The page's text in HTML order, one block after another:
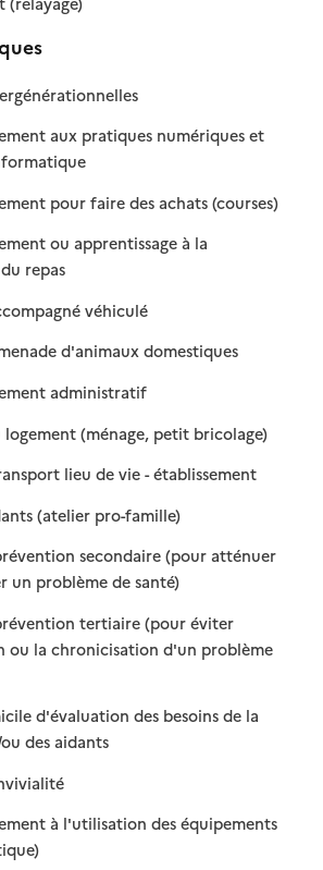
: disponible
: non disponible
aux pratiques numériques et
: disponible
: non disponible
pour faire des achats (courses)
:
: non
ou apprentissage à la
repas
: disponible
: non disponible
véhiculé
: disponible
: non disponible
d'animaux domestiques: disponible
: non
administratif: disponible
: non disponible
(ménage, petit bricolage): disponible
: non
lieu de vie - établissement: disponible
: non
(atelier pro-famille): disponible
: non disponible
secondaire (pour atténuer
un problème de santé): disponible
: non disponible
tertiaire (pour éviter
ou la chronicisation d'un problème
d'évaluation des besoins de la
des aidants: disponible
: non disponible
: disponible
: non disponible
à l'utilisation des équipements
: disponible
: non disponible